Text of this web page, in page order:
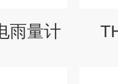
雨量计